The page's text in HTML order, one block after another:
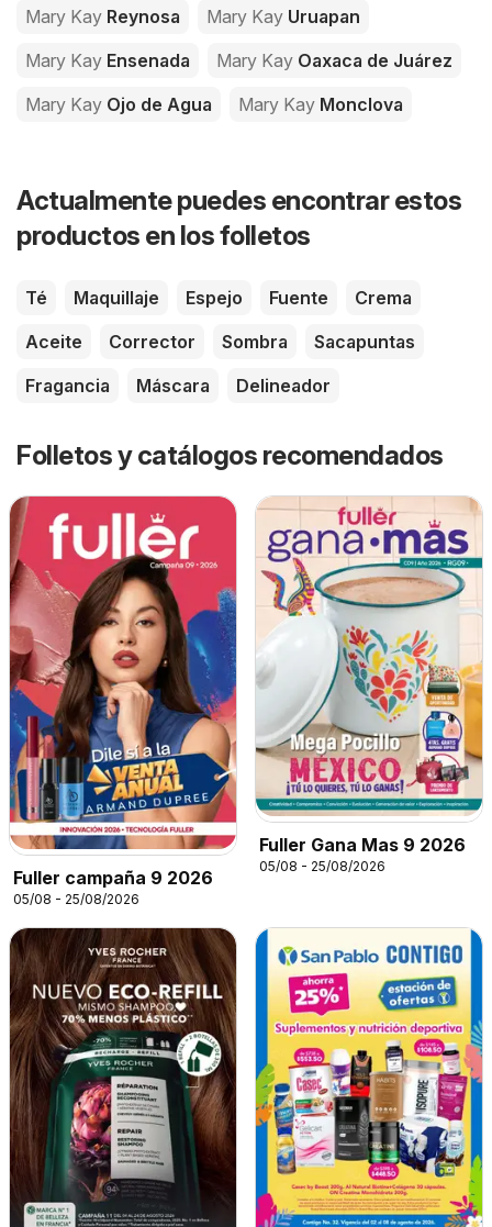
Mary Kay Reynosa Mary Kay Uruapan
Mary Kay Ensenada Mary Kay Oaxaca de Juárez
Mary Kay Ojo de Agua Mary Kay Monclova
Actualmente puedes encontrar estos
productos en los folletos
Té Maquillaje Espejo Fuente
Crema
Aceite
Corrector Sombra
Sacapuntas
Fragancia
Máscara Delineador
Folletos y catálogos recomendados
Fuller campaña 9 2026
05/08 - 25/08/2026
Fuller Gana Mas 9 2026
05/08 - 25/08/2026